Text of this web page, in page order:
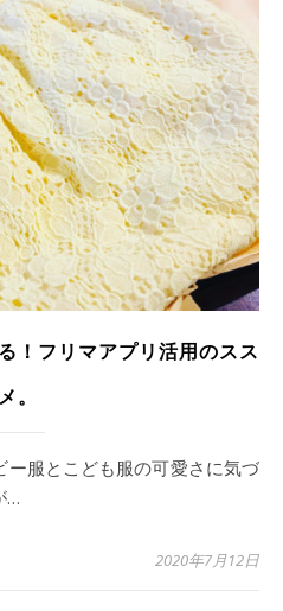
！フリマアプリ活用のスス
メ。
…
2020年7月12日